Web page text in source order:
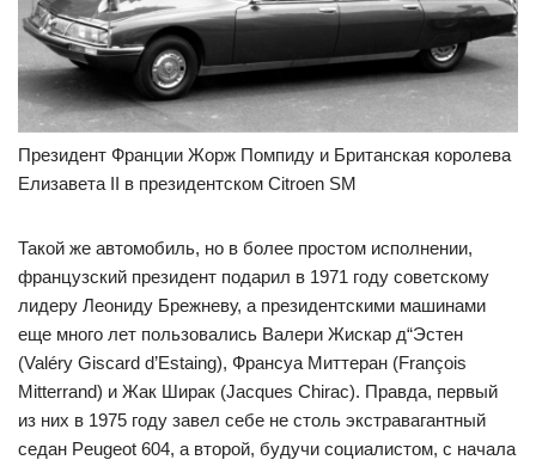
Президент Франции Жорж Помпиду и Британская королева
Елизавета II в президентском Citroen SM
Такой же автомобиль, но в более простом исполнении,
французский президент подарил в 1971 году советскому
лидеру Леониду Брежневу, а президентскими машинами
еще много лет пользовались Валери Жискар д“Эстен
(Valéry Giscard d’Estaing), Франсуа Миттеран (François
Mitterrand) и Жак Ширак (Jacques Chirac). Правда, первый
из них в 1975 году завел себе не столь экстравагантный
седан Peugeot 604, а второй, будучи социалистом, с начала